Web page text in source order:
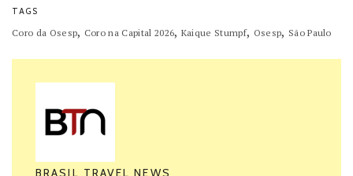
TAGS
Coro da Osesp, Coro na Capital 2026, Kaique Stumpf, Osesp, São Paulo
BRASIL TRAVEL NEWS